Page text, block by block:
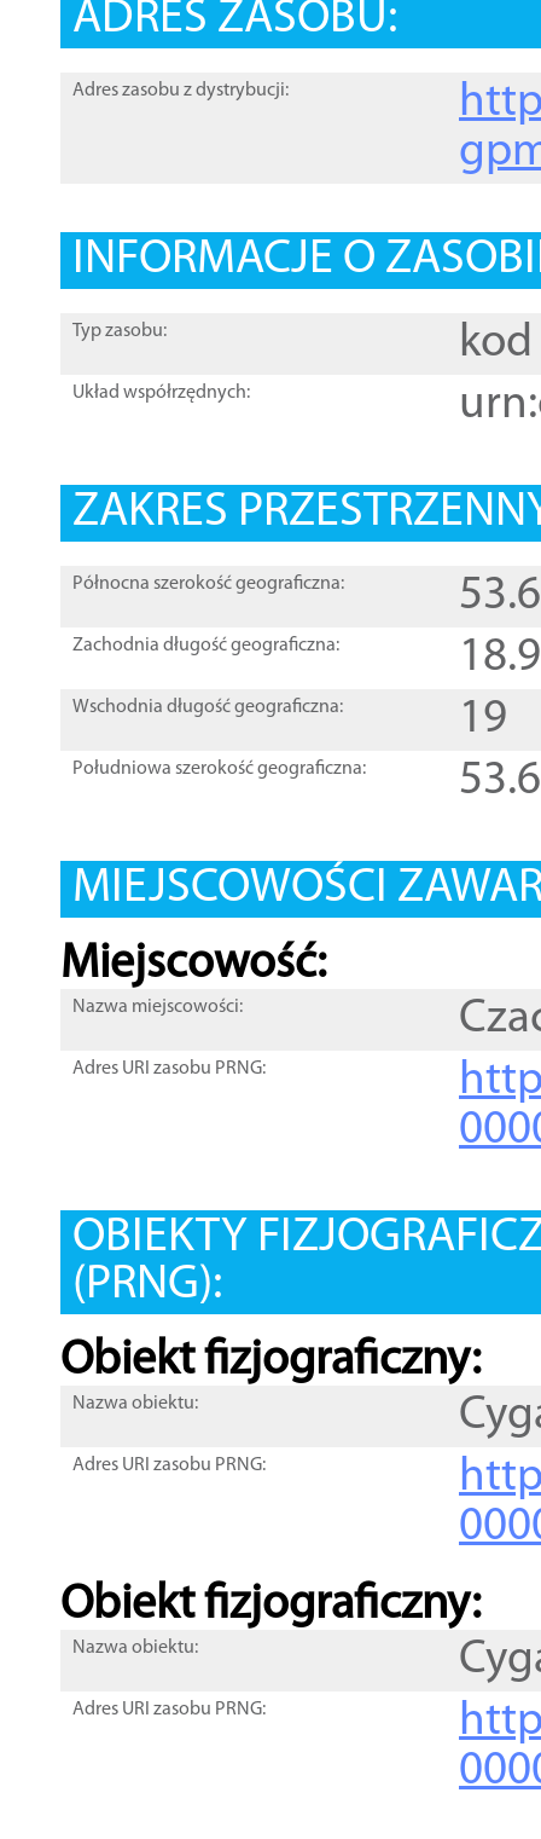
ADRES ZASOBU:
Adres zasobu z dystrybucji:
INFORMACJE O
Typ zasobu: kod
Układ współrzędnych:
ZAKRES
Północna szerokość geograficzna:
Zachodnia długość geograficzna:
Wschodnia długość geograficzna: 19
Południowa szerokość geograficzna:
MIEJSCOWOŚCI
Miejscowość:
Nazwa miejscowości:
Adres URI zasobu PRNG:
OBIEKTY
(PRNG):
Obiekt fizjograficzny:
Nazwa obiektu:
Adres URI zasobu PRNG:
Obiekt fizjograficzny:
Nazwa obiektu:
Adres URI zasobu PRNG: